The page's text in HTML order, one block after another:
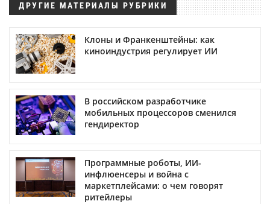
ДРУГИЕ МАТЕРИАЛЫ РУБРИКИ
Клоны и Франкенштейны: как
киноиндустрия регулирует ИИ
В российском разработчике
мобильных процессоров сменился
гендиректор
Программные роботы, ИИ-
инфлюенсеры и война с
маркетплейсами: о чем говорят
ритейлеры